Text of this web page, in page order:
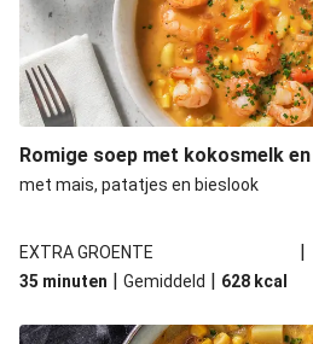
Romige soep met kokosmelk
met mais, patatjes en bieslook
EXTRA GROENTE |
35 minuten | Gemiddeld | 628 kcal